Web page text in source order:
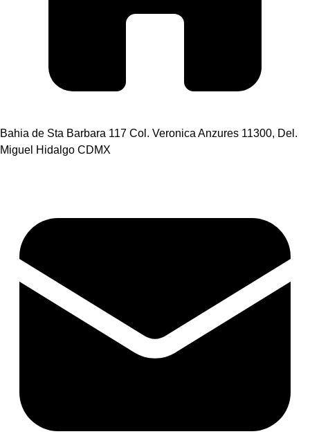
Bahia de Sta Barbara 117 Col. Veronica Anzures 11300, Del.
Miguel Hidalgo CDMX